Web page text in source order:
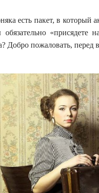
есть пакет, в
обязательно
Добро пожаловать,